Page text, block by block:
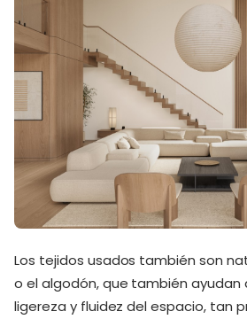
Los tejidos usados también son
o el algodón, que también ayudan
ligereza y fluidez del espacio, tan